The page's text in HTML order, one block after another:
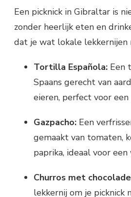
Een picknick in Gibraltar is
zonder heerlijk eten en
dat je wat lokale lekkernijen
Tortilla Española: Een
Spaans gerecht van
eieren, perfect voor
Gazpacho: Een
gemaakt van tomaten,
paprika, ideaal voor
Churros met
lekkernij om je picknick